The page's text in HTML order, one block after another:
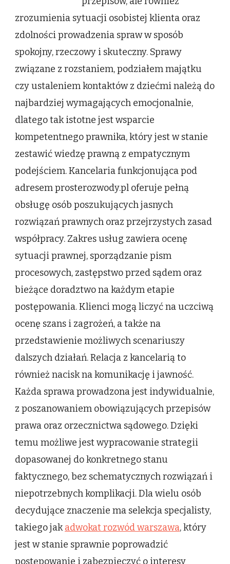
zrozumienia sytuacji osobistej klienta oraz
zdolności prowadzenia spraw w sposób
spokojny, rzeczowy i skuteczny. Sprawy
związane z rozstaniem, podziałem majątku
czy ustaleniem kontaktów z dziećmi należą do
najbardziej wymagających emocjonalnie,
dlatego tak istotne jest wsparcie
kompetentnego prawnika, który jest w stanie
zestawić wiedzę prawną z empatycznym
podejściem. Kancelaria funkcjonująca pod
adresem prosterozwody.pl oferuje pełną
obsługę osób poszukujących jasnych
rozwiązań prawnych oraz przejrzystych zasad
współpracy. Zakres usług zawiera ocenę
sytuacji prawnej, sporządzanie pism
procesowych, zastępstwo przed sądem oraz
bieżące doradztwo na każdym etapie
postępowania. Klienci mogą liczyć na uczciwą
ocenę szans i zagrożeń, a także na
przedstawienie możliwych scenariuszy
dalszych działań. Relacja z kancelarią to
również nacisk na komunikację i jawność.
Każda sprawa prowadzona jest indywidualnie,
z poszanowaniem obowiązujących przepisów
prawa oraz orzecznictwa sądowego. Dzięki
temu możliwe jest wypracowanie strategii
dopasowanej do konkretnego stanu
faktycznego, bez schematycznych rozwiązań i
niepotrzebnych komplikacji. Dla wielu osób
decydujące znaczenie ma selekcja specjalisty,
takiego jakadwokat rozwód warszawa, który
jest w stanie sprawnie poprowadzić
postępowanie i zabezpieczyć o interesy